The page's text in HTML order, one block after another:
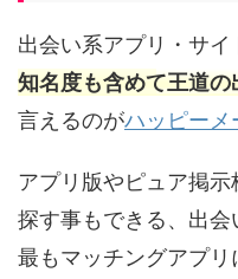
出会い系アプリ・サイ
知名度も含めて王道
言えるのがハッピーメ
アプリ版やピュア掲
探す事もできる、出
最もマッチングアプリ